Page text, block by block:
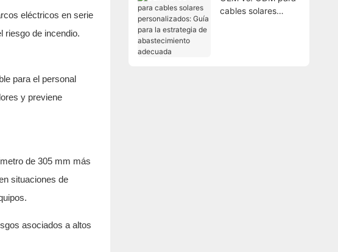
eléctricos en serie
riesgo de incendio.
para el personal
y previene
de 305 mm más
situaciones de
asociados a altos
cables solares